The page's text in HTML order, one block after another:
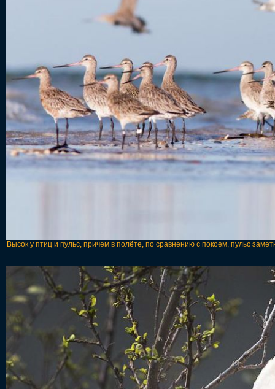
Высок у птиц и пульс, причем в полёте, по сравнению с покоем, пульс